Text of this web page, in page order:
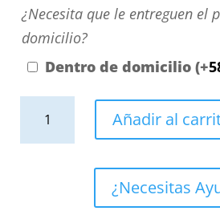
contactando
nosotros.
El
precio
será
¿Necesita
que
le
¿Necesita que le entreguen el
domicilio?
Dentro de domicilio (+
Añadir al
¿Necesitas